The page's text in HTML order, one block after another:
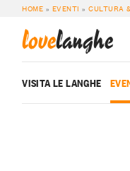
HOME » EVENTI »CULTURA
lovelanghe
VISITA LE LANGHE